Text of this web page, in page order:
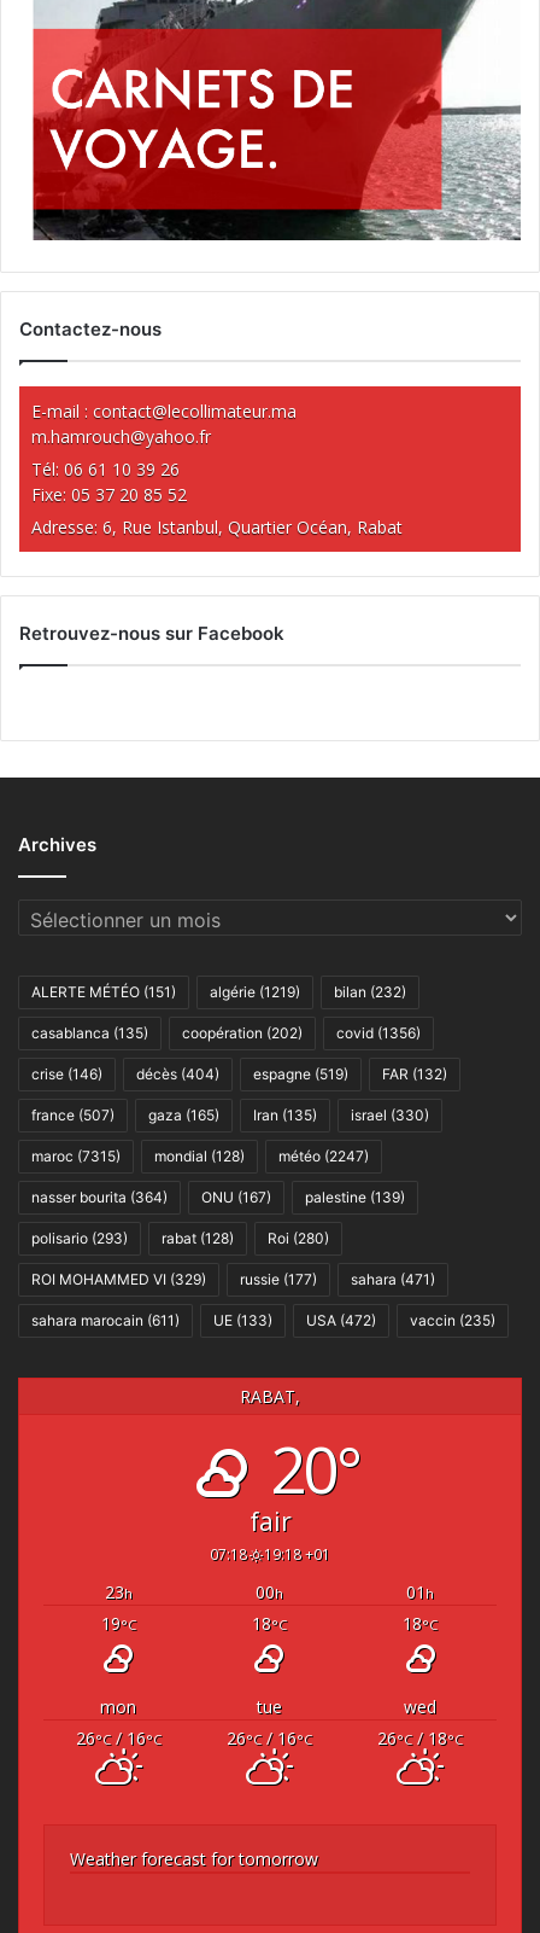
Contactez-nous
E-mail : contact@lecollimateur.ma
m.hamrouch@yahoo.fr
Tél: 06 61 10 39 26
Fixe: 05 37 20 85 52
Adresse: 6, Rue Istanbul, Quartier Océan, Rabat
Retrouvez-nous sur Facebook
Archives
Archives
ALERTE MÉTÉO (151) algérie (1219) bilan (232)
casablanca (135) coopération (202) covid (1356)
crise (146) décès (404) espagne (519) FAR (132)
france (507) gaza (165) Iran (135) israel (330)
maroc (7315) mondial (128) météo (2247)
nasser bourita (364) ONU (167) palestine (139)
polisario (293) rabat (128) Roi (280)
ROI MOHAMMED VI (329) russie (177) sahara (471)
sahara marocain (611) UE (133) USA (472) vaccin (235)
RABAT,
20°
fair
07:18 19:18 +01
23h 00h 01 h
19°C 18°C 18°C
mon tue
wed
26°C/ 16°C 26°C/ 16°C 26°C/ 18°C
Weather forecast for tomorrow